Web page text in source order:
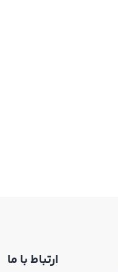
ارتباط با ما